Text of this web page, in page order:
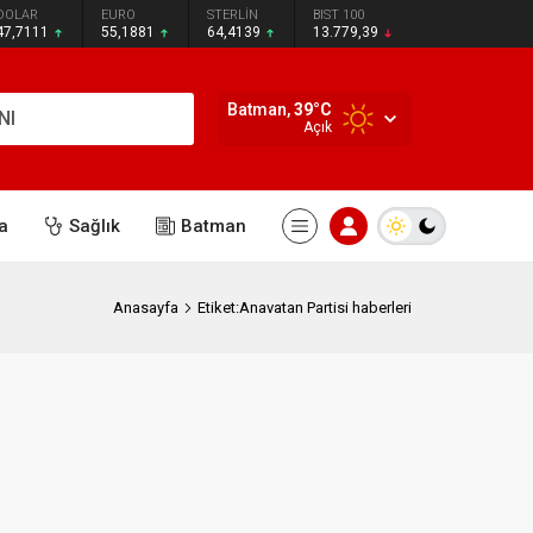
EURO
55,1881
STERLİN
64,4139
BIST 100
13.779,39
Batman,39°C
Açık
Sağlık Batman
Anasayfa Etiket:Anavatan Partisi haberleri